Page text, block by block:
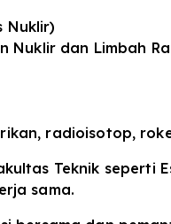
Nuklir)
Nuklir dan Limbah
radioisotop,
Teknik seperti
sama.